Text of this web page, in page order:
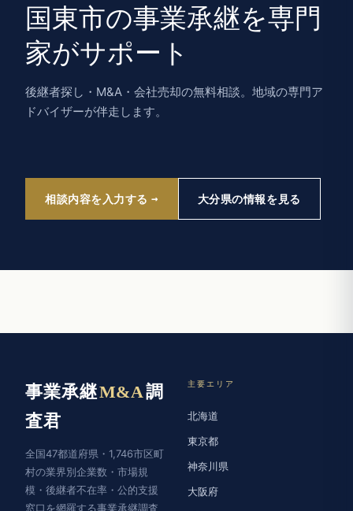
国東市の事業承継を専門
家がサポート
後継者探し・M&A・会社売却の無料相談。地域の専門ア
ドバイザーが伴走します。
相談内容を入力する 大分県の情報を見る
事業承継M&A調
査君
全国47都道府県・1,746市区町
村の業界別企業数・市場規
模・後継者不在率・公的支援
窓口を網羅する事業承継調査
主要エリア
北海道
東京都
神奈川県
大阪府